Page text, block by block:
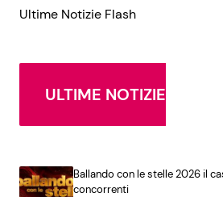
Ultime Notizie Flash
ULTIME NOTIZIE
Ballando con le stelle 2026 il
concorrenti